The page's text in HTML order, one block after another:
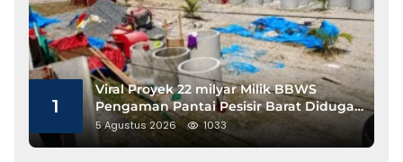
1
Viral Proyek 22 milyar Milik BBWS
Pengaman Pantai Pesisir Barat Diduga
Gunakan Besi Banci
5 Agustus 2026 1033